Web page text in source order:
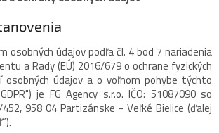
osobných údajov podľa čl. 4 bod 7 nariadenia
a Rady (EÚ) 2016/679 o ochrane fyzických
osobných údajov a o voľnom pohybe týchto
je FG Agency s.r.o. IČO: 51087090so
958 04 Partizánske - Veľké Bielice (ďalej